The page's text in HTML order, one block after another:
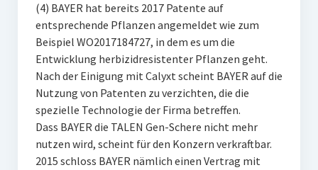
(4) BAYER hat bereits 2017 Patente auf
entsprechende Pflanzen angemeldet wie zum
Beispiel WO2017184727, in dem es um die
Entwicklung herbizidresistenter Pflanzen geht.
Nach der Einigung mit Calyxt scheint BAYER auf die
Nutzung von Patenten zu verzichten, die die
spezielle Technologie der Firma betreffen.
Dass BAYER die TALEN Gen-Schere nicht mehr
nutzen wird, scheint für den Konzern verkraftbar.
2015 schloss BAYER nämlich einen Vertrag mit